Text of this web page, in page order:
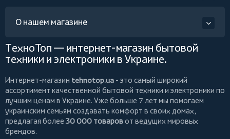
О нашем магазине
ТехноТоп — интернет-магазин бытовой
техники и электроники в Украине.
Интернет-магазин tehnotop.ua - это самый широкий
ассортимент качественной бытовой техники и электроники по
лучшим ценам в Украине. Уже больше 7 лет мы помогаем
украинским семьям создавать комфорт в своих домах,
предлагая более 30 000 товаровот ведущих мировых
брендов.